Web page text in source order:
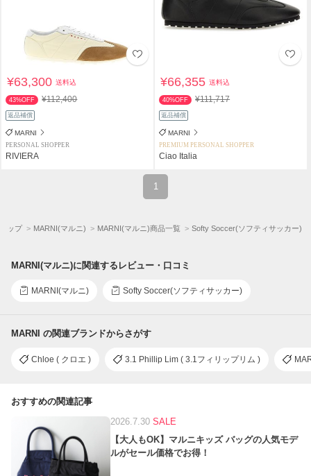
¥63,300送料込
43%OFF ¥112,400
返品補償
MARNI
PERSONAL SHOPPER
RIVIERA
¥66,355送料込
40%OFF ¥111,717
返品補償
MARNI
PREMIUM PERSONAL SHOPPER
Ciao Italia
1
ップ MARNI(マルニ) MARNI(マルニ)商品一覧 Softy Soccer(ソフティサッカー)
MARNI(マルニ)に関連するレビュー・口コミ
MARNI(マルニ) Softy Soccer(ソフティサッカー)
MARNI の関連ブランドからさがす
Chloe ( クロエ ) 3.1 Phillip Lim ( 3.1フィリップリム )
おすすめの関連記事
2026.7.30 SALE
【大人もOK】マルニキッズ バッグの人気モデ
ルがセール価格でお得！